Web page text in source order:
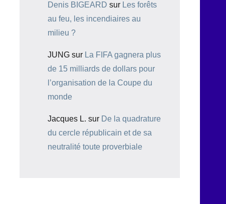
Denis BIGEARD sur Les forêts
au feu, les incendiaires au
milieu ?
JUNG sur La FIFA gagnera plus
de 15 milliards de dollars pour
l’organisation de la Coupe du
monde
Jacques L. sur De la quadrature
du cercle républicain et de sa
neutralité toute proverbiale